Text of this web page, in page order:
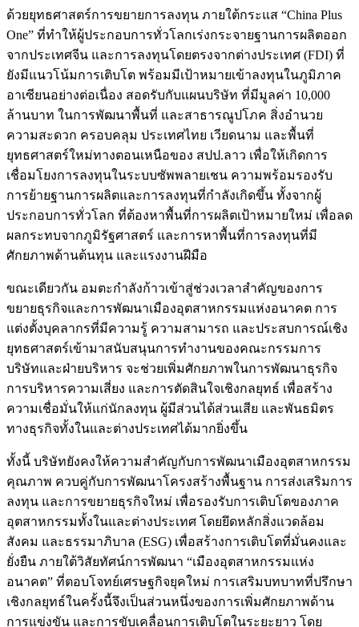
ด้วยยุทธศาสตร์การขยายการลงทุน ภายใต้กระแส “China Plus
One” ที่ทำให้ผู้ประกอบการทั่วโลกเร่งกระจายฐานการผลิตออก
จากประเทศจีน และการลงทุนโดยตรงจากต่างประเทศ (FDI) ที่
ยังมีแนวโน้มการเติบโต พร้อมมีเป้าหมายเข้าลงทุนในภูมิภาค
อาเซียนอย่างต่อเนื่อง สอดรับกับแผนบริษัท ที่มีมูลค่า 10,000
ล้านบาท ในการพัฒนาพื้นที่ และสาธารณูปโภค สิ่งอำนวย
ความสะดวก ครอบคลุม ประเทศไทย เวียดนาม และพื้นที่
ยุทธศาสตร์ใหม่ทางตอนเหนือของ สปป.ลาว เพื่อให้เกิดการ
เชื่อมโยงการลงทุนในระบบซัพพลายเชน ความพร้อมรองรับ
การย้ายฐานการผลิตและการลงทุนที่กำลังเกิดขึ้น ทั้งจากผู้
ประกอบการทั่วโลก ที่ต้องหาพื้นที่การผลิตเป้าหมายใหม่ เพื่อลด
ผลกระทบจากภูมิรัฐศาสตร์ และการหาพื้นที่การลงทุนที่มี
ศักยภาพด้านต้นทุน และแรงงานฝีมือ
ขณะเดียวกัน อมตะกำลังก้าวเข้าสู่ช่วงเวลาสำคัญของการ
ขยายธุรกิจและการพัฒนาเมืองอุตสาหกรรมแห่งอนาคต การ
แต่งตั้งบุคลากรที่มีความรู้ ความสามารถ และประสบการณ์เชิง
ยุทธศาสตร์เข้ามาสนับสนุนการทำงานของคณะกรรมการ
บริษัทและฝ่ายบริหาร จะช่วยเพิ่มศักยภาพในการพัฒนาธุรกิจ
การบริหารความเสี่ยง และการตัดสินใจเชิงกลยุทธ์ เพื่อสร้าง
ความเชื่อมั่นให้แก่นักลงทุน ผู้มีส่วนได้ส่วนเสีย และพันธมิตร
ทางธุรกิจทั้งในและต่างประเทศได้มากยิ่งขึ้น
ทั้งนี้ บริษัทยังคงให้ความสำคัญกับการพัฒนาเมืองอุตสาหกรรม
คุณภาพ ควบคู่กับการพัฒนาโครงสร้างพื้นฐาน การส่งเสริมการ
ลงทุน และการขยายธุรกิจใหม่ เพื่อรองรับการเติบโตของภาค
อุตสาหกรรมทั้งในและต่างประเทศ โดยยึดหลักสิ่งแวดล้อม
สังคม และธรรมาภิบาล (ESG) เพื่อสร้างการเติบโตที่มั่นคงและ
ยั่งยืน ภายใต้วิสัยทัศน์การพัฒนา “เมืองอุตสาหกรรมแห่ง
อนาคต” ที่ตอบโจทย์เศรษฐกิจยุคใหม่ การเสริมบทบาทที่ปรึกษา
เชิงกลยุทธ์ในครั้งนี้จึงเป็นส่วนหนึ่งของการเพิ่มศักยภาพด้าน
การแข่งขัน และการขับเคลื่อนการเติบโตในระยะยาว โดย